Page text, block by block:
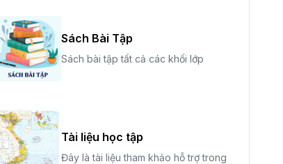
Sách Bài Tập
Sách bài tập tất cả các khối lớp
Tài liệu học tập
Đây là tài liệu tham khảo hỗ trợ trong